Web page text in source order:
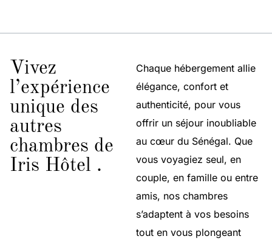
Vivez
l’expérience
unique des
autres
chambres de
Iris Hôtel .
Chaque hébergement allie
élégance, confort et
authenticité, pour vous
offrir un séjour inoubliable
au cœur du Sénégal. Que
vous voyagiez seul, en
couple, en famille ou entre
amis, nos chambres
s’adaptent à vos besoins
tout en vous plongeant